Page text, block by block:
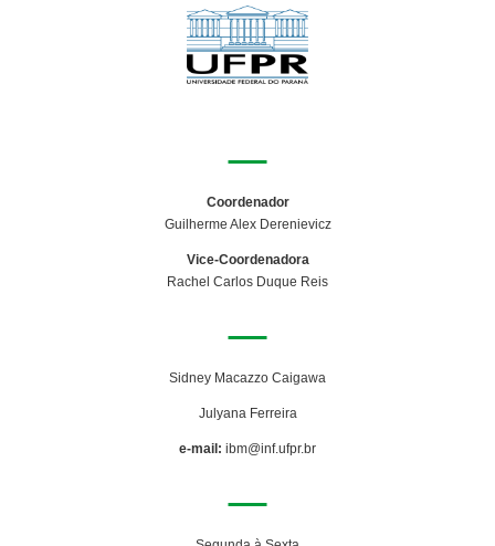
Coordenador
Guilherme Alex Derenievicz
Vice-Coordenadora
Rachel Carlos Duque Reis
Sidney Macazzo Caigawa
Julyana Ferreira
e-mail: ibm@inf.ufpr.br